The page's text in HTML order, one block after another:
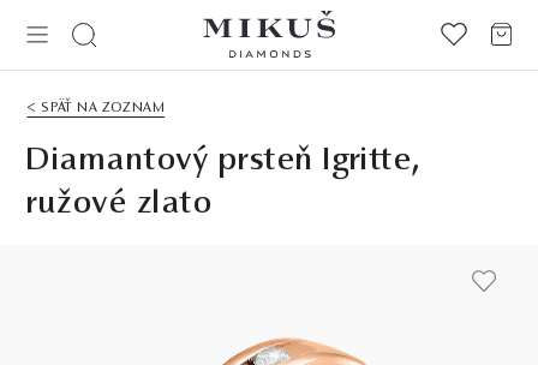
< SPÄŤ NA ZOZNAM
Diamantový prsteň Igritte,
ružové zlato